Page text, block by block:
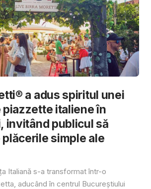
a adus spiritul unei
italiene în
invitând publicul să
simple ale
Italiană s-a transformat într-o
aducând în centrul Bucureștiului